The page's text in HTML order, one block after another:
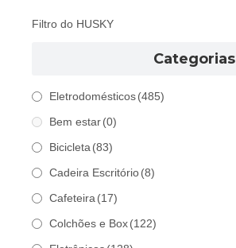
Filtro do HUSKY
Categorias
Eletrodomésticos (485)
Bem estar (0)
Bicicleta (83)
Cadeira Escritório (8)
Cafeteira (17)
Colchões e Box (122)